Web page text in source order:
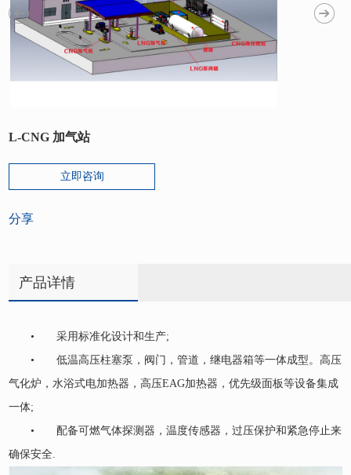
L-CNG 加气站
立即咨询
分享
产品详情
• 采用标准化设计和生产;
• 低温高压柱塞泵，阀门，管道，继电器箱等一体成型。高压
气化炉，水浴式电加热器，高压EAG加热器，优先级面板等设备集成
一体;
• 配备可燃气体探测器，温度传感器，过压保护和紧急停止来
确保安全.